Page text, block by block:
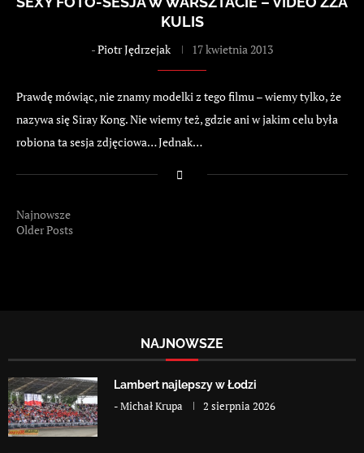
KULIS
-Piotr Jędrzejak 17 kwietnia 2013
Prawdę mówiąc, nie znamy modelki z tego filmu – wiemy tylko, że
nazywa się Siray Kong. Nie wiemy też, gdzie ani w jakim celu była
robiona ta sesja zdjęciowa… Jednak…
Najnowsze
Older Posts
NAJNOWSZE
Lambert najlepszy w Łodzi
-Michał Krupa 2 sierpnia 2026